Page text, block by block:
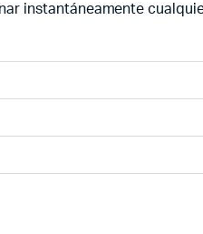
instantáneamente